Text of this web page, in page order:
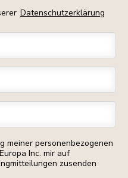
Datenschutzerklärung
meiner personenbezogenen
Inc. mir auf
zusenden